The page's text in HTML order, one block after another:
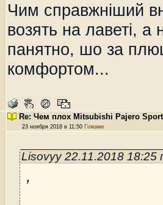
Чим справжніший
возять на лаветі,
панятно, шо за
комфортом...
Re: Чем плох Mitsubishi Pajero
23 ноября 2018 в 11:50 Гілками
Lisovyy 22.11.2018
,